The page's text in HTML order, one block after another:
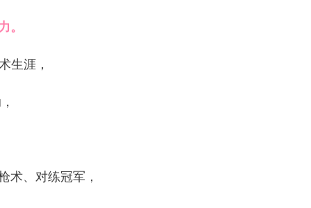
。
生涯，
术、对练冠军，